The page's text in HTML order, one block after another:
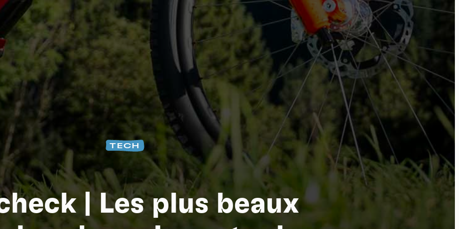
| Les plus beaux
TECH